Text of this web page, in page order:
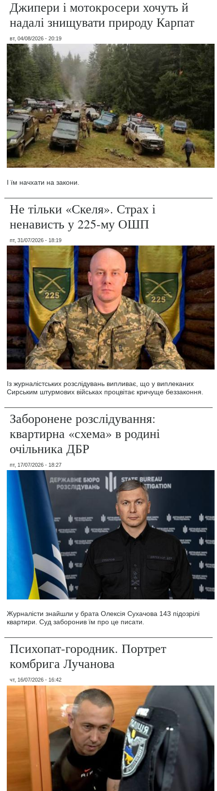
Джипери і мотокросери хочуть й
надалі знищувати природу Карпат
вт, 04/08/2026 - 20:19
І їм начхати на закони.
Не тільки «Скеля». Страх і
ненависть у 225-му ОШП
пт, 31/07/2026 - 18:19
Із журналістських розслідувань випливає, що у виплеканих
Сирським штурмових військах процвітає кричуще беззаконня.
Заборонене розслідування:
квартирна «схема» в родині
очільника ДБР
пт, 17/07/2026 - 18:27
Журналісти знайшли у брата Олексія Сухачова 143 підозрілі
квартири. Суд заборонив їм про це писати.
Психопат-городник. Портрет
комбрига Лучанова
чт, 16/07/2026 - 16:42